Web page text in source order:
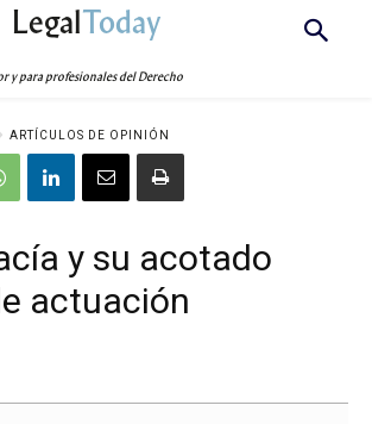
LegalToday
y para profesionales del Derecho
ARTÍCULOS DE OPINIÓN
y su acotado
actuación